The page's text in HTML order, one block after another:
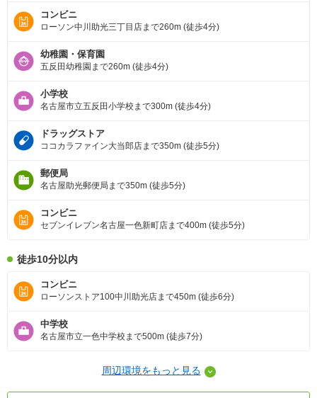
コンビニ
ローソン中川助光三丁目店まで260m (徒歩4分)
幼稚園・保育園
五反田幼稚園まで260m (徒歩4分)
小学校
名古屋市立五反田小学校まで300m (徒歩4分)
ドラッグストア
ココカラファイン大当郎店まで350m (徒歩5分)
郵便局
名古屋助光郵便局まで350m (徒歩5分)
コンビニ
セブンイレブン名古屋一色新町店まで400m (徒歩5分)
徒歩10分以内
コンビニ
ローソンストア100中川助光店まで450m (徒歩6分)
中学校
名古屋市立一色中学校まで500m (徒歩7分)
周辺環境をもっと見る